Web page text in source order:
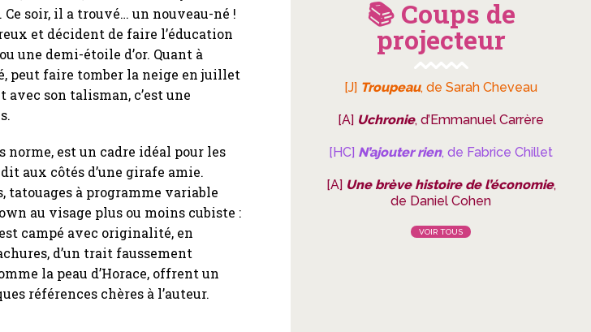
soir, il a trouvé… un nouveau-né !
et décident de faire l’éducation
une demi-étoile d’or. Quant à
peut faire tomber la neige en juillet
son talisman, c’est une
norme, est un cadre idéal pour les
aux côtés d’une girafe amie.
tatouages à programme variable
au visage plus ou moins cubiste :
campé avec originalité, en
d’un trait faussement
la peau d’Horace, offrent un
références chères à l’auteur.
📚 Coups de
projecteur
[J] Troupeau, de Sarah Cheveau
[A] Uchronie, d’Emmanuel Carrère
[HC] N’ajouter rien, de Fabrice Chillet
[A] Une brève histoire de l’économie,
de Daniel Cohen
VOIR TOUS